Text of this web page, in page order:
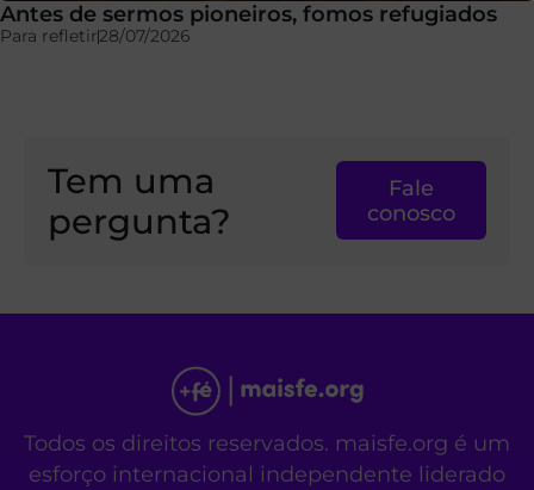
Antes de sermos pioneiros, fomos refugiados
Para refletir28/07/2026
Tem uma
pergunta?
Fale
conosco
Todos os direitos reservados. maisfe.org é um
esforço internacional independente liderado